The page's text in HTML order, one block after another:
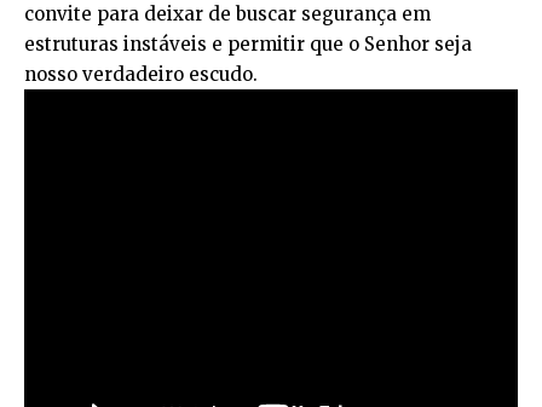
convite para deixar de buscar segurança em
estruturas instáveis e permitir que o Senhor seja
nosso verdadeiro escudo.